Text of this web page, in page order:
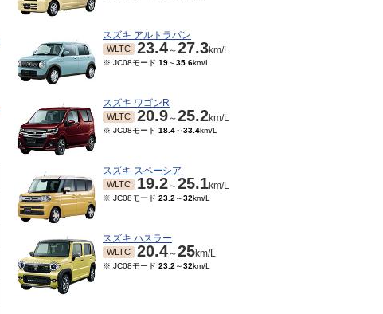
スズキ アルトラパン
WLTC 23.4～27.3km/L
※ JC08モード 19～35.6km/L
スズキ ワゴンR
WLTC 20.9～25.2km/L
※ JC08モード 18.4～33.4km/L
スズキ スペーシア
WLTC 19.2～25.1km/L
※ JC08モード 23.2 ～32km/L
スズキ ハスラー
WLTC 20.4～25km/L
※ JC08モード 23.2 ～32km/L